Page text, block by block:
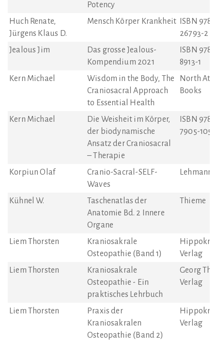
Potency
Huch Renate,
Jürgens Klaus D.
Mensch Körper Krankheit
ISBN
26793-2
Jealous Jim
Das grosse Jealous-
Kompendium 2021
ISBN
8913-1
Kern Michael
Wisdom in the Body, The
Craniosacral Approach
to Essential Health
North
Books
Kern Michael
Die Weisheit im Körper,
der biodynamische
Ansatz der Craniosacral
– Therapie
ISBN 978-
7905-
Korpiun Olaf
Cranio-Sacral-SELF-
Waves
Kühnel W.
Taschenatlas der
Anatomie Bd. 2 Innere
Organe
Thieme
Liem Thorsten
Kraniosakrale
Osteopathie (Band 1)
Verlag
Liem Thorsten
Kraniosakrale
Osteopathie - Ein
praktisches Lehrbuch
Georg
Verlag
Liem Thorsten
Praxis der
Kraniosakralen
Osteopathie (Band 2)
Verlag